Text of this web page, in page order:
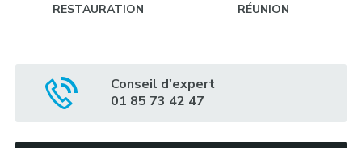
RESTAURATION RÉUNION
Conseil d'expert
01 85 73 42 47